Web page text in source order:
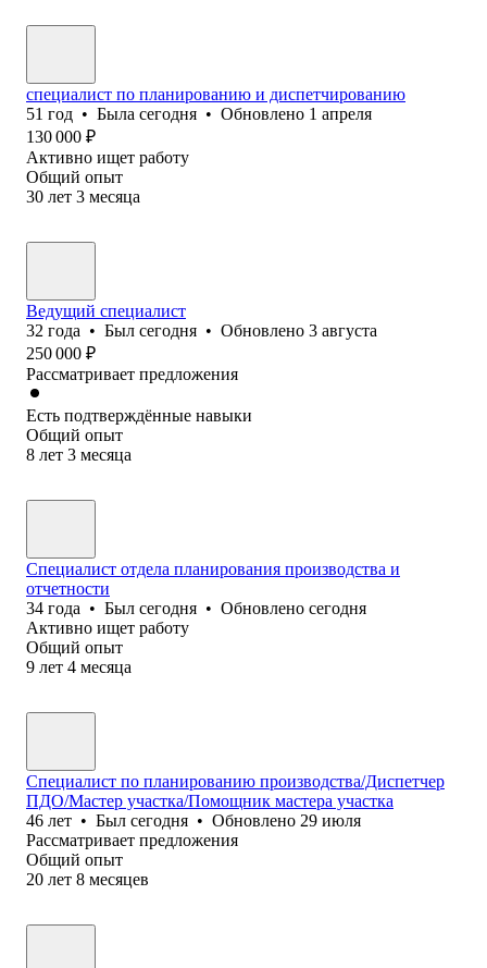
специалист по планированию и диспетчированию
51 год • Была сегодня • Обновлено 1 апреля
130 000 ₽
Активно ищет работу
Общий опыт
30 лет 3 месяца
Ведущий специалист
32 года • Был сегодня • Обновлено 3 августа
250 000 ₽
Рассматривает предложения
Есть подтверждённые навыки
Общий опыт
8 лет 3 месяца
Специалист отдела планирования производства и
отчетности
34 года • Был сегодня • Обновлено сегодня
Активно ищет работу
Общий опыт
9 лет 4 месяца
Специалист по планированию производства/Диспетчер
ПДО/Мастер участка/Помощник мастера участка
46 лет • Был сегодня • Обновлено 29 июля
Рассматривает предложения
Общий опыт
20 лет 8 месяцев